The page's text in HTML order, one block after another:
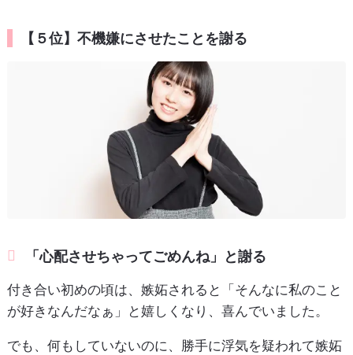
【５位】不機嫌にさせたことを謝る
「心配させちゃってごめんね」と謝る
付き合い初めの頃は、嫉妬されると「そんなに私のこと
が好きなんだなぁ」と嬉しくなり、喜んでいました。
でも、何もしていないのに、勝手に浮気を疑われて嫉妬